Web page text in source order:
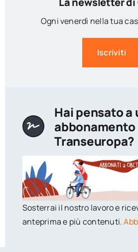
Ogni venerdì nella tua
Iscriviti
Hai pensato a
abbonamento
Transeuropa?
Sosterrai il nostro lavoro e
anteprima e più contenuti.